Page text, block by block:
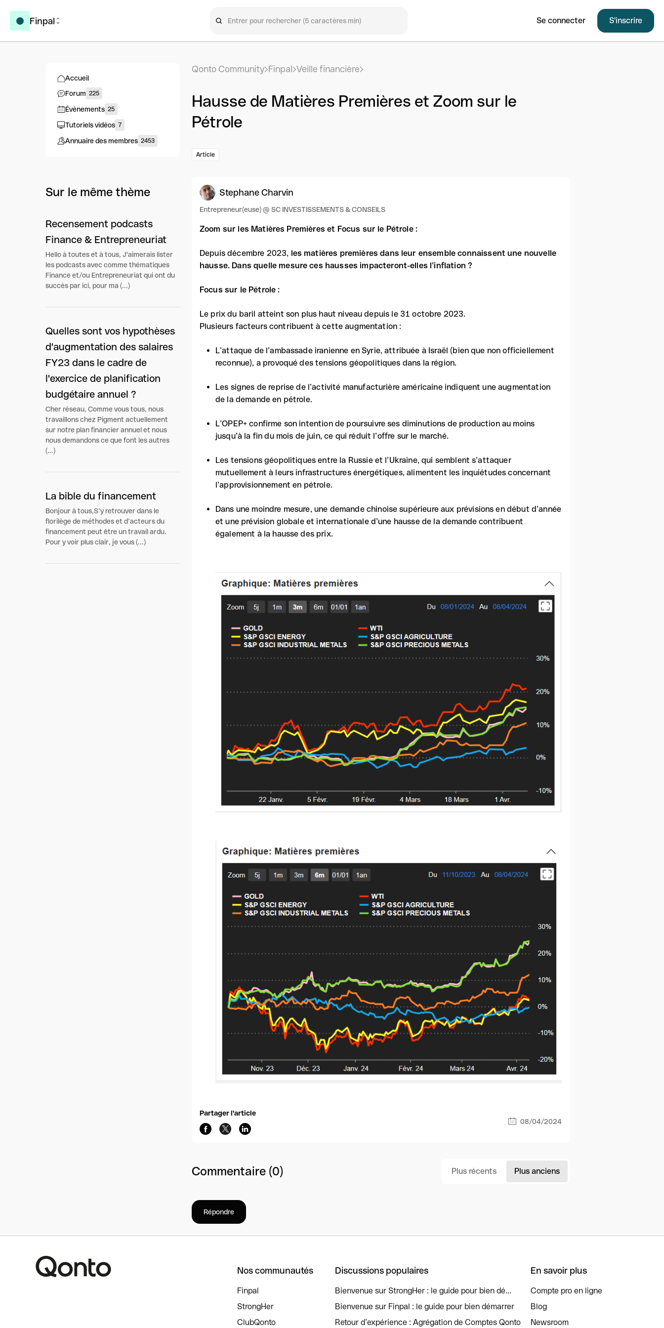
Finpal Se connecter S'inscrire
Accueil
Forum 225
Évènements 25
Tutoriels vidéos 7
Annuaire des membres 2453
Sur le même thème
Recensement podcasts
Finance & Entrepreneuriat
Hello à toutes et à tous, J'aimerais lister
les podcasts avec comme thématiques
Finance et/ou Entrepreneuriat qui ont du
succès par ici, pour ma (...)
Quelles sont vos hypothèses
d'augmentation des salaires
FY23 dans le cadre de
l'exercice de planification
budgétaire annuel ?
Cher réseau, Comme vous tous, nous
travaillons chez Pigment actuellement
sur notre plan financier annuel et nous
nous demandons ce que font les autres
(...)
La bible du financement
Bonjour à tous,S’y retrouver dans le
florilège de méthodes et d’acteurs du
financement peut être un travail ardu.
Pour y voir plus clair, je vous (...)
Qonto Community Finpal Veille financière
Hausse de Matières Premières et Zoom sur le
Pétrole
Article
Stephane Charvin
Entrepreneur(euse) @ SC INVESTISSEMENTS & CONSEILS
Zoom sur les Matières Premières et Focus sur le Pétrole :
Depuis décembre 2023, les matières premières dans leur ensemble connaissent une nouvelle
hausse. Dans quelle mesure ces hausses impacteront-elles l’inflation ?
Focus sur le Pétrole :
Le prix du baril atteint son plus haut niveau depuis le 31 octobre 2023.
Plusieurs facteurs contribuent à cette augmentation :
L’attaque de l’ambassade iranienne en Syrie, attribuée à Israël (bien que non officiellement
reconnue), a provoqué des tensions géopolitiques dans la région.
Les signes de reprise de l’activité manufacturière américaine indiquent une augmentation
de la demande en pétrole.
L’OPEP+ confirme son intention de poursuivre ses diminutions de production au moins
jusqu’à la fin du mois de juin, ce qui réduit l’offre sur le marché.
Les tensions géopolitiques entre la Russie et l’Ukraine, qui semblent s’attaquer
mutuellement à leurs infrastructures énergétiques, alimentent les inquiétudes concernant
l’approvisionnement en pétrole.
Dans une moindre mesure, une demande chinoise supérieure aux prévisions en début d’année
et une prévision globale et internationale d’une hausse de la demande contribuent
également à la hausse des prix.
Partager l'article
08/04/2024
Commentaire (0) Plus récents Plus anciens
Répondre
Nos communautés
Finpal
StrongHer
ClubQonto
Discussions populaires
Bienvenue sur StrongHer : le guide pour bien dé...
Bienvenue sur Finpal : le guide pour bien démarrer
Retour d’expérience : Agrégation de Comptes Qonto
En savoir plus
Compte pro en ligne
Blog
Newsroom